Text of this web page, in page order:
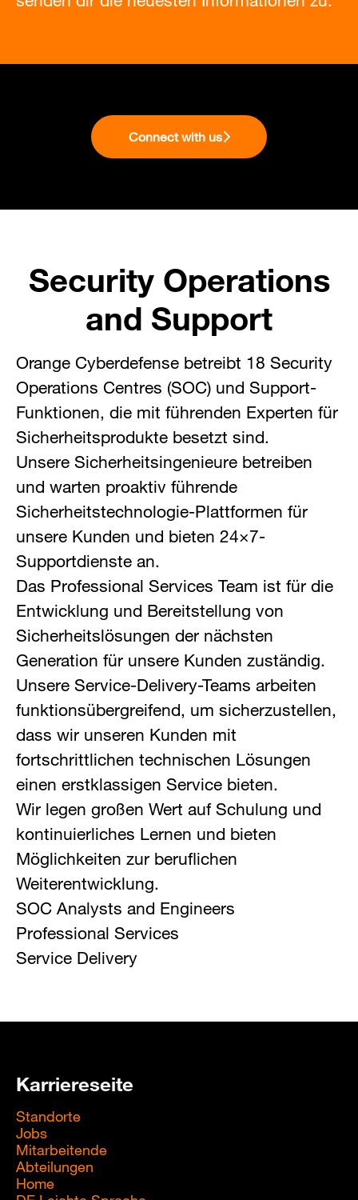
Connect with us
Security Operations
and Support
Orange Cyberdefense betreibt 18 Security
Operations Centres (SOC) und Support-
Funktionen, die mit führenden Experten für
Sicherheitsprodukte besetzt sind.
Unsere Sicherheitsingenieure betreiben
und warten proaktiv führende
Sicherheitstechnologie-Plattformen für
unsere Kunden und bieten 24×7-
Supportdienste an.
Das Professional Services Team ist für die
Entwicklung und Bereitstellung von
Sicherheitslösungen der nächsten
Generation für unsere Kunden zuständig.
Unsere Service-Delivery-Teams arbeiten
funktionsübergreifend, um sicherzustellen,
dass wir unseren Kunden mit
fortschrittlichen technischen Lösungen
einen erstklassigen Service bieten.
Wir legen großen Wert auf Schulung und
kontinuierliches Lernen und bieten
Möglichkeiten zur beruflichen
Weiterentwicklung.
SOC Analysts and Engineers
Professional Services
Service Delivery
Karriereseite
Standorte
Jobs
Mitarbeitende
Abteilungen
Home